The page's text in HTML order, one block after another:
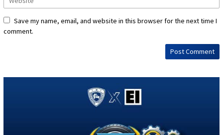
Save my name, email, and website in this browser for the next time I
comment.